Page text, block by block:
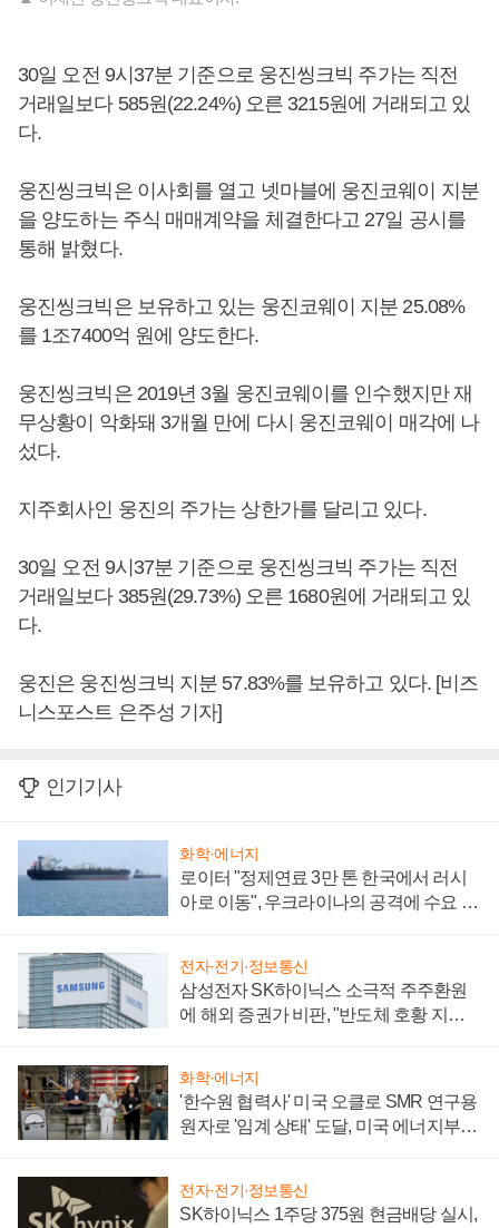
30일 오전 9시37분 기준으로 웅진씽크빅 주가는 직전
거래일보다 585원(22.24%) 오른 3215원에 거래되고 있
다.
웅진씽크빅은 이사회를 열고 넷마블에 웅진코웨이 지분
을 양도하는 주식 매매계약을 체결한다고 27일 공시를
통해 밝혔다.
웅진씽크빅은 보유하고 있는 웅진코웨이 지분 25.08%
를 1조7400억 원에 양도한다.
웅진씽크빅은 2019년 3월 웅진코웨이를 인수했지만 재
무상황이 악화돼 3개월 만에 다시 웅진코웨이 매각에 나
섰다.
지주회사인 웅진의 주가는 상한가를 달리고 있다.
30일 오전 9시37분 기준으로 웅진씽크빅 주가는 직전
거래일보다 385원(29.73%) 오른 1680원에 거래되고 있
다.
웅진은 웅진씽크빅 지분 57.83%를 보유하고 있다. [비즈
니스포스트 은주성 기자]
인기기사
화학·에너지
로이터 "정제연료 3만 톤 한국에서 러시
아로 이동", 우크라이나의 공격에 수요 늘
전자·전기·정보통신
삼성전자 SK하이닉스 소극적 주주환원
에 해외 증권가 비판, "반도체 호황 지속
화학·에너지
'한수원 협력사' 미국 오클로 SMR 연구용
원자로 '임계 상태' 도달, 미국 에너지부
전자·전기·정보통신
SK하이닉스 1주당 375원 현금배당 실시,